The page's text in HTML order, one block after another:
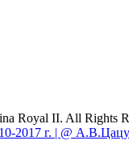
Royal II. All Rights
2017 г. | @